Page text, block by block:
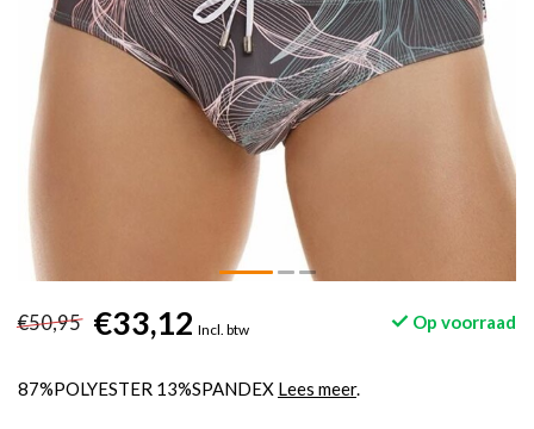
€50,95 €33,12 Incl. btw Op voorraad
87%POLYESTER 13%SPANDEX Lees meer.